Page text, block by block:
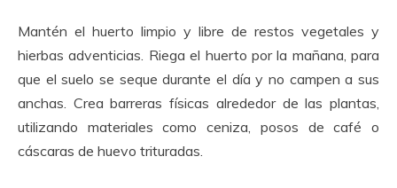
Mantén el huerto limpio y libre de restos vegetales y
hierbas adventicias. Riega el huerto por la mañana, para
que el suelo se seque durante el día y no campen a sus
anchas. Crea barreras físicas alrededor de las plantas,
utilizando materiales como ceniza, posos de café o
cáscaras de huevo trituradas.